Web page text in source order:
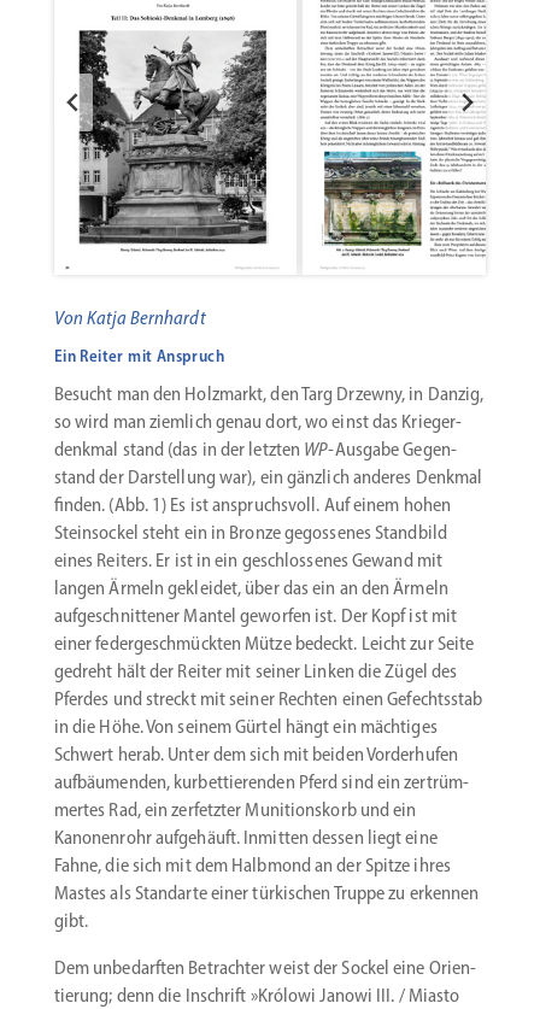
Von Katja Bernhardt
Ein Reiter mit Anspruch
Besucht man den Holzmarkt, den Targ Drzewny, in Danzig,
so wird man ziemlich genau dort, wo einst das Krieger­
denkmal stand (das in der letzten WP-Ausgabe Gegen­
stand der Darstellung war), ein gänzlich anderes Denkmal
finden. (Abb. 1) Es ist anspruchsvoll. Auf einem hohen
Stein­sockel steht ein in Bronze gegos­senes Standbild
eines Reiters. Er ist in ein geschlos­senes Gewand mit
langen Ärmeln gekleidet, über das ein an den Ärmeln
aufge­schnit­tener Mantel geworfen ist. Der Kopf ist mit
einer feder­ge­schmückten Mütze bedeckt. Leicht zur Seite
gedreht hält der Reiter mit seiner Linken die Zügel des
Pferdes und streckt mit seiner Rechten einen Gefechtsstab
in die Höhe. Von seinem Gürtel hängt ein mächtiges
Schwert herab. Unter dem sich mit beiden Vorder­hufen
aufbäu­menden, kurbet­tie­renden Pferd sind ein zertrüm­
mertes Rad, ein zerfetzter Muniti­onskorb und ein
Kanonenrohr aufge­häuft. Inmitten dessen liegt eine
Fahne, die sich mit dem Halbmond an der Spitze ihres
Mastes als Standarte einer türki­schen Truppe zu erkennen
gibt.
Dem unbedarften Betrachter weist der Sockel eine Orien­
tierung; denn die Inschrift »Królowi Janowi III. / Miasto